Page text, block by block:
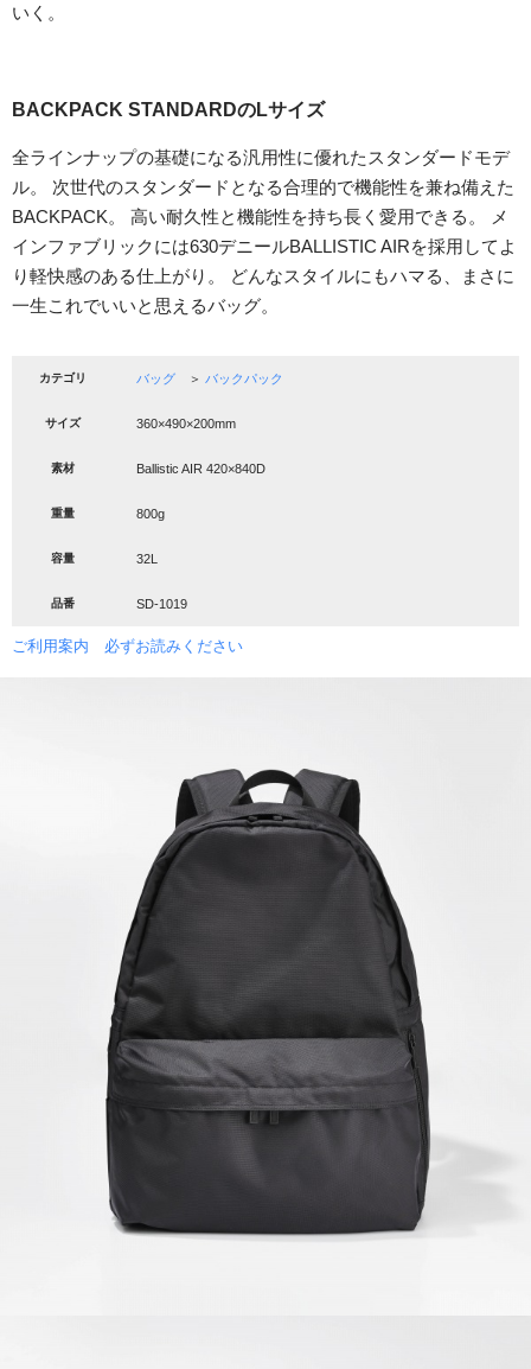
いく。
BACKPACK STANDARDのLサイズ
全ラインナップの基礎になる汎用性に優れたスタンダードモデ
ル。 次世代のスタンダードとなる合理的で機能性を兼ね備えた
BACKPACK。 高い耐久性と機能性を持ち長く愛用できる。 メ
インファブリックには630デニールBALLISTIC AIRを採用してよ
り軽快感のある仕上がり。 どんなスタイルにもハマる、まさに
一生これでいいと思えるバッグ。
カテゴリ バッグ ＞ バックパック
サイズ 360×490×200mm
素材 Ballistic AIR 420×840D
重量 800g
容量 32L
品番 SD-1019
ご利用案内 必ずお読みください